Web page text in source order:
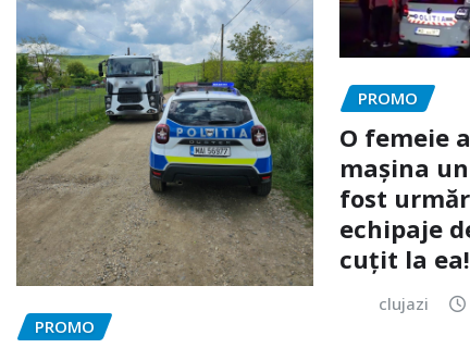
PROMO
PROMO
O femeie
mașina
fost
echipaje
cuțit la ea!
clujazi